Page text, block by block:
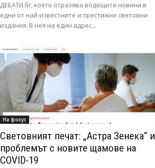
ДЕБАТИ.бг, която отразява водещите новини в
едни от най-известните и престижни световни
издания. В нея на един адрес...
На фокус
Световният печат: „Астра Зенека“ и
проблемът с новите щамове на
COVID-19